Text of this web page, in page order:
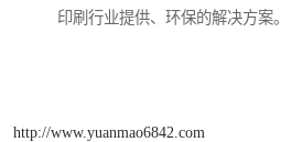
印刷行业提供、环保的解决方案。
http://www.yuanmao6842.com